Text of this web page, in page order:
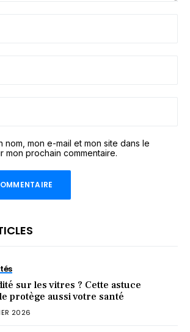
nom, mon e-mail et mon site dans le
mon prochain commentaire.
sur les vitres ? Cette astuce
protège aussi votre santé
2026